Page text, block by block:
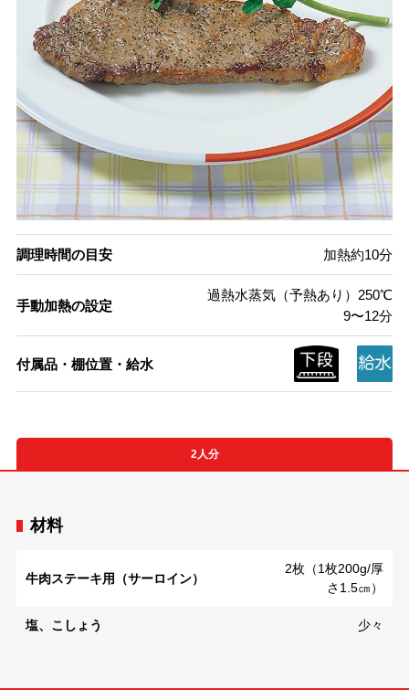
調理時間の目安 加熱約10分
手動加熱の設定
過熱水蒸気（予熱あり）250℃
9〜12分
付属品・棚位置・給水
2人分
材料
牛肉ステーキ用（サーロイン）
2枚（1枚200g/厚
さ1.5㎝）
塩、こしょう 少々